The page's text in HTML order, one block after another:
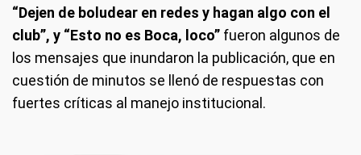
“Dejen de boludear en redes y hagan algo con el
club”, y “Esto no es Boca, loco” fueron algunos de
los mensajes que inundaron la publicación, que en
cuestión de minutos se llenó de respuestas con
fuertes críticas al manejo institucional.